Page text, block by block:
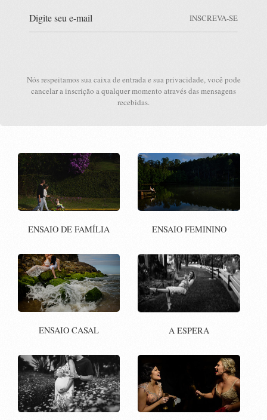
INSCREVA-SE
Nós respeitamos sua caixa de entrada e sua privacidade, você pode
cancelar a inscrição a qualquer momento através das mensagens
recebidas.
ENSAIO DE FAMÍLIA ENSAIO FEMININO
ENSAIO CASAL A ESPERA